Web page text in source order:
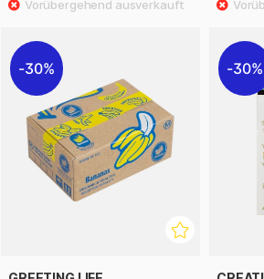
30% 30%